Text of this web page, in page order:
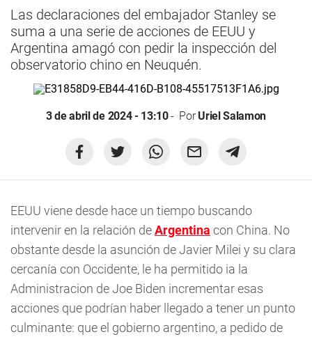
Las declaraciones del embajador Stanley se
suma a una serie de acciones de EEUU y
Argentina amagó con pedir la inspección del
observatorio chino en Neuquén.
3 de abril de 2024 - 13:10 PorUriel Salamon
EEUU viene desde hace un tiempo buscando
intervenir en la relación deArgentina con China. No
obstante desde la asunción de Javier Milei y su clara
cercanía con Occidente, le ha permitido ia la
Administracion de Joe Biden incrementar esas
acciones que podrían haber llegado a tener un punto
culminante: que el gobierno argentino, a pedido de